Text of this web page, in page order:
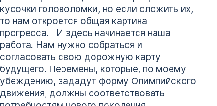
кусочки головоломки, но если сложить их,
то нам откроется общая картина
прогресса. И здесь начинается наша
работа. Нам нужно собраться и
согласовать свою дорожную карту
будущего. Перемены, которые, по моему
убеждению, зададут форму Олимпийского
движения, должны соответствовать